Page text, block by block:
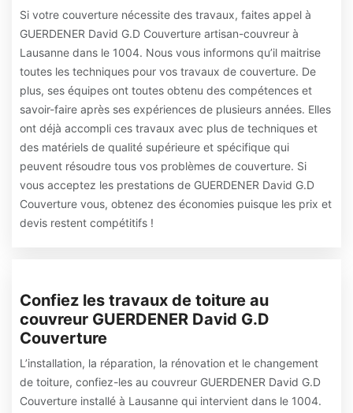
Si votre couverture nécessite des travaux, faites appel à
GUERDENER David G.D Couverture artisan-couvreur à
Lausanne dans le 1004. Nous vous informons qu’il maitrise
toutes les techniques pour vos travaux de couverture. De
plus, ses équipes ont toutes obtenu des compétences et
savoir-faire après ses expériences de plusieurs années. Elles
ont déjà accompli ces travaux avec plus de techniques et
des matériels de qualité supérieure et spécifique qui
peuvent résoudre tous vos problèmes de couverture. Si
vous acceptez les prestations de GUERDENER David G.D
Couverture vous, obtenez des économies puisque les prix et
devis restent compétitifs !
Confiez les travaux de toiture au
couvreur GUERDENER David G.D
Couverture
L’installation, la réparation, la rénovation et le changement
de toiture, confiez-les au couvreur GUERDENER David G.D
Couverture installé à Lausanne qui intervient dans le 1004.